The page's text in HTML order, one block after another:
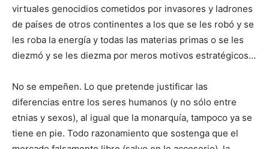
virtuales genocidios cometidos por invasores y ladrones
de paí­ses de otros continentes a los que se les robó y se
les roba la energía y todas las materias primas o se les
diezmó y se les diezma por me­ros motivos estratégicos…
No se empeñen. Lo que pretende justificar las
diferencias en­tre los seres humanos (y no sólo entre
etnias y sexos), al igual que la monarquía, tampoco ya se
tiene en pie. Todo razona­miento que sostenga que el